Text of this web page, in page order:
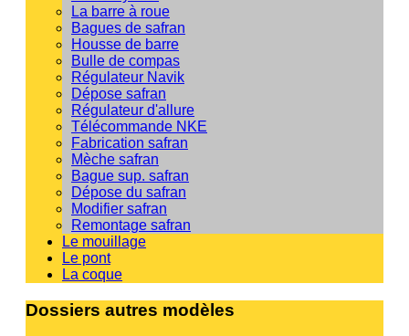
La barre à roue
Bagues de safran
Housse de barre
Bulle de compas
Régulateur Navik
Dépose safran
Régulateur d'allure
Télécommande NKE
Fabrication safran
Mèche safran
Bague sup. safran
Dépose du safran
Modifier safran
Remontage safran
Le mouillage
Le pont
La coque
Dossiers autres modèles